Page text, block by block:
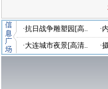
·抗日战争雕塑园[高.. ·
·大连城市夜景[高清..
·